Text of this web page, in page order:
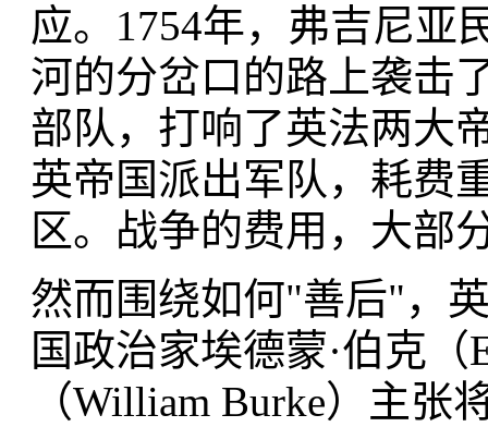
应。1754年，弗吉尼亚
河的分岔口的路上袭击
部队，打响了英法两大
英帝国派出军队，耗费
区。战争的费用，大部
然而围绕如何"善后"，
国政治家埃德蒙·伯克（
（William Burke）主